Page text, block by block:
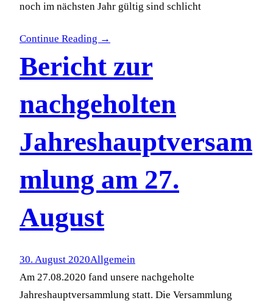
noch im nächsten Jahr gültig sind schlicht
Continue Reading →
Bericht zur
nachgeholten
Jahreshauptversam
mlung am 27.
August
30. August 2020Allgemein
Am 27.08.2020 fand unsere nachgeholte
Jahreshauptversammlung statt. Die Versammlung